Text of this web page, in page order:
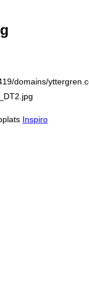
domains/
Inspiro